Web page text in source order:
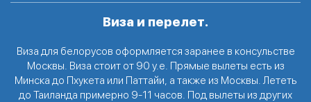
Виза и перелет.
Виза для белорусов оформляется заранее в консульстве
Москвы. Виза стоит от 90 у.е. Прямые вылеты есть из
Минска до Пхукета или Паттайи, а также из Москвы. Лететь
до Таиланда примерно 9-11 часов. Под вылеты из других